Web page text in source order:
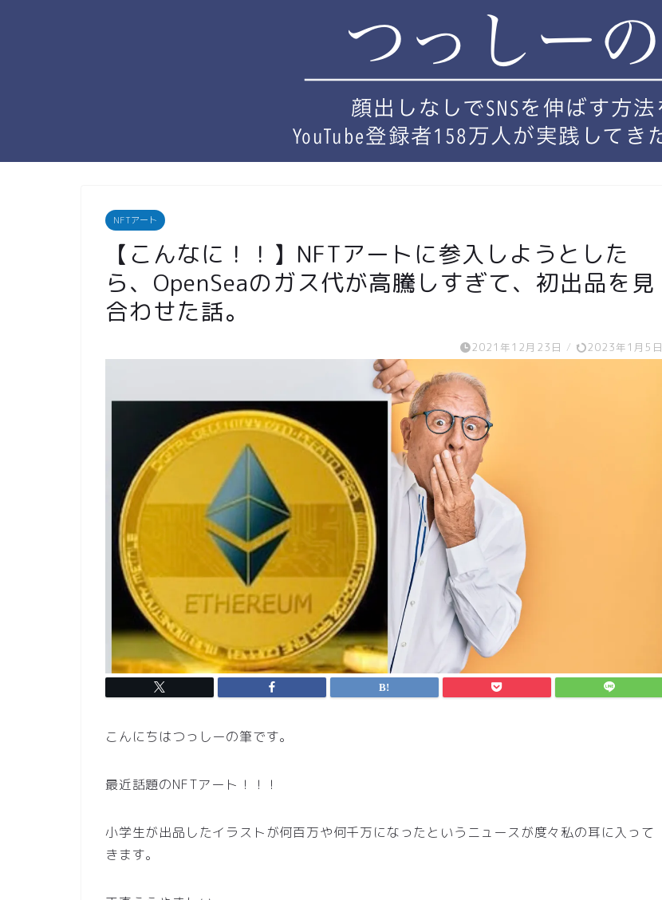
NFTアート
【こんなに！！】NFTアートに参入しようとした
ら、OpenSeaのガス代が高騰しすぎて、初出品を見
合わせた話。
2021年12月23日 / 2023年1月5日
こんにちはつっしーの筆です。
最近話題のNFTアート！！！
小学生が出品したイラストが何百万や何千万になったというニュースが度々私の耳に入って
きます。